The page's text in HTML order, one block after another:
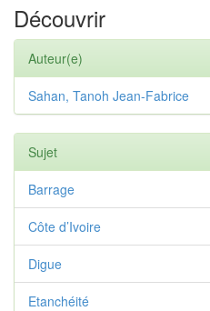
Découvrir
Auteur(e)
Sahan, Tanoh Jean-Fabrice
Sujet
Barrage
Côte d’Ivoire
Digue
Etanchéité